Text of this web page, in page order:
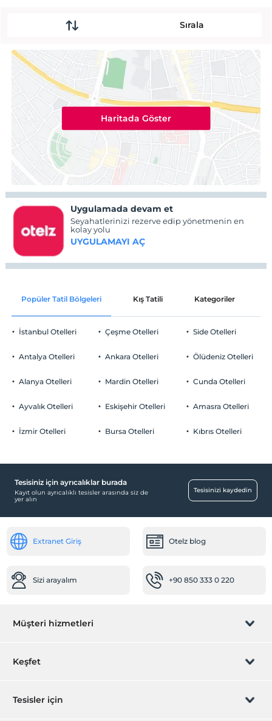
Sırala
Haritada Göster
Uygulamada devam et
Seyahatlerinizi rezerve edip yönetmenin en
kolay yolu
UYGULAMAYI AÇ
Popüler Tatil Bölgeleri Kış Tatili Kategoriler
İstanbul Otelleri
Antalya Otelleri
Alanya Otelleri
Ayvalık Otelleri
İzmir Otelleri
Çeşme Otelleri
Ankara Otelleri
Mardin Otelleri
Eskişehir Otelleri
Bursa Otelleri
Side Otelleri
Ölüdeniz Otelleri
Cunda Otelleri
Amasra Otelleri
Kıbrıs Otelleri
Tesisiniz için ayrıcalıklar burada
Kayıt olun ayrıcalıklı tesisler arasında siz de
yer alın
Tesisinizi kaydedin
Extranet Giriş Otelz blog
Sizi arayalım +90 850 333 0 220
Müşteri hizmetleri
Rezervasyon yönet
Keşfet
Hediye Kart
Tesisler için